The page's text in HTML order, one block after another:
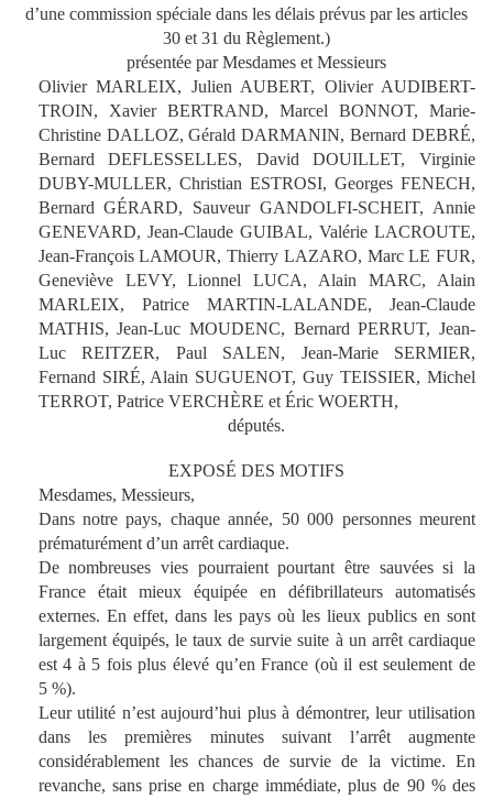
d’une commission spéciale dans les délais prévus par les articles
30 et 31 du Règlement.)
présentée par Mesdames et Messieurs
Olivier MARLEIX, Julien AUBERT, Olivier AUDIBERT-
TROIN, Xavier BERTRAND, Marcel BONNOT, Marie-
Christine DALLOZ, Gérald DARMANIN, Bernard DEBRÉ,
Bernard DEFLESSELLES, David DOUILLET, Virginie
DUBY-MULLER, Christian ESTROSI, Georges FENECH,
Bernard GÉRARD, Sauveur GANDOLFI-SCHEIT, Annie
GENEVARD, Jean-Claude GUIBAL, Valérie LACROUTE,
Jean-François LAMOUR, Thierry LAZARO, Marc LE FUR,
Geneviève LEVY, Lionnel LUCA, Alain MARC, Alain
MARLEIX, Patrice MARTIN-LALANDE, Jean-Claude
MATHIS, Jean-Luc MOUDENC, Bernard PERRUT, Jean-
Luc REITZER, Paul SALEN, Jean-Marie SERMIER,
Fernand SIRÉ, Alain SUGUENOT, Guy TEISSIER, Michel
TERROT, Patrice VERCHÈRE et Éric WOERTH,
députés.
EXPOSÉ DES MOTIFS
Mesdames, Messieurs,
Dans notre pays, chaque année, 50 000 personnes meurent
prématurément d’un arrêt cardiaque.
De nombreuses vies pourraient pourtant être sauvées si la
France était mieux équipée en défibrillateurs automatisés
externes. En effet, dans les pays où les lieux publics en sont
largement équipés, le taux de survie suite à un arrêt cardiaque
est 4 à 5 fois plus élevé qu’en France (où il est seulement de
5 %).
Leur utilité n’est aujourd’hui plus à démontrer, leur utilisation
dans les premières minutes suivant l’arrêt augmente
considérablement les chances de survie de la victime. En
revanche, sans prise en charge immédiate, plus de 90 % des